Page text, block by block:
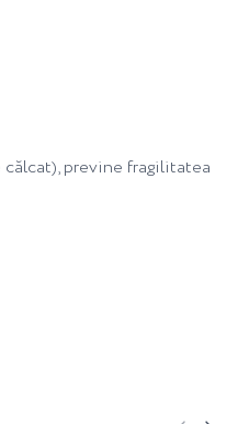
previne fragilitatea